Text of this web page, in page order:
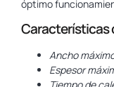
óptimo
Características
Ancho
Espesor